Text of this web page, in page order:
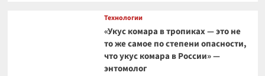
Технологии
«Укус комара в тропиках — это не
то же самое по степени опасности,
что укус комара в России» —
энтомолог